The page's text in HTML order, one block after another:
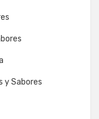
y Sabores